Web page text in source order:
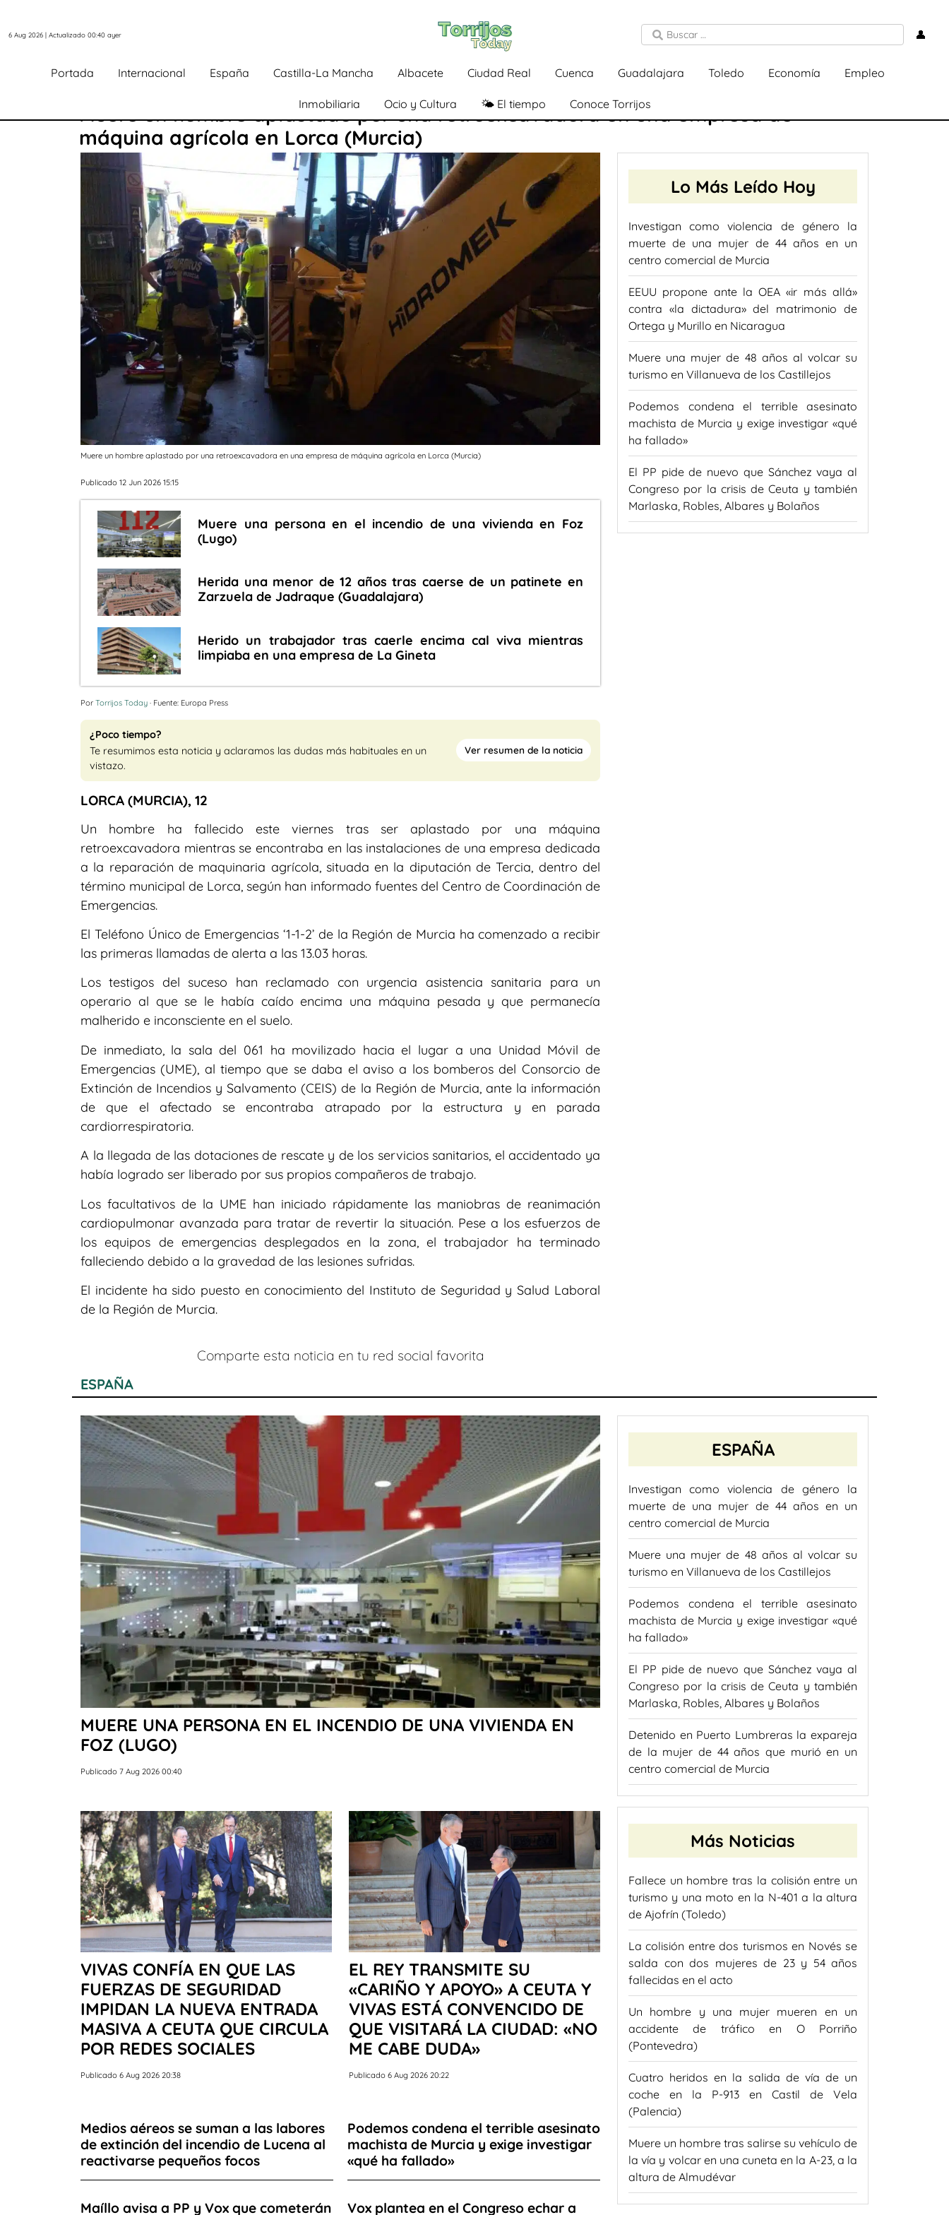
6 Aug 2026 | Actualizado 00:40 ayer 👤
Portada Internacional España Castilla-La Mancha Albacete Ciudad Real Cuenca Guadalajara Toledo Economía Empleo
Inmobiliaria Ocio y Cultura 🌤️ El tiempo Conoce Torrijos
Muere un hombre aplastado por una retroexcavadora en una empresa de
máquina agrícola en Lorca (Murcia)
Muere un hombre aplastado por una retroexcavadora en una empresa de máquina agrícola en Lorca (Murcia)
Publicado 12 Jun 2026 15:15
Muere una persona en el incendio de una vivienda en Foz
(Lugo)
Herida una menor de 12 años tras caerse de un patinete en
Zarzuela de Jadraque (Guadalajara)
Herido un trabajador tras caerle encima cal viva mientras
limpiaba en una empresa de La Gineta
Por Torrijos Today · Fuente: Europa Press
¿Poco tiempo?
Te resumimos esta noticia y aclaramos las dudas más habituales en un
vistazo.
Ver resumen de la noticia
LORCA (MURCIA), 12
Un hombre ha fallecido este viernes tras ser aplastado por una máquina
retroexcavadora mientras se encontraba en las instalaciones de una empresa dedicada
a la reparación de maquinaria agrícola, situada en la diputación de Tercia, dentro del
término municipal de Lorca, según han informado fuentes del Centro de Coordinación de
Emergencias.
El Teléfono Único de Emergencias ‘1-1-2’ de la Región de Murcia ha comenzado a recibir
las primeras llamadas de alerta a las 13.03 horas.
Los testigos del suceso han reclamado con urgencia asistencia sanitaria para un
operario al que se le había caído encima una máquina pesada y que permanecía
malherido e inconsciente en el suelo.
De inmediato, la sala del 061 ha movilizado hacia el lugar a una Unidad Móvil de
Emergencias (UME), al tiempo que se daba el aviso a los bomberos del Consorcio de
Extinción de Incendios y Salvamento (CEIS) de la Región de Murcia, ante la información
de que el afectado se encontraba atrapado por la estructura y en parada
cardiorrespiratoria.
A la llegada de las dotaciones de rescate y de los servicios sanitarios, el accidentado ya
había logrado ser liberado por sus propios compañeros de trabajo.
Los facultativos de la UME han iniciado rápidamente las maniobras de reanimación
cardiopulmonar avanzada para tratar de revertir la situación. Pese a los esfuerzos de
los equipos de emergencias desplegados en la zona, el trabajador ha terminado
falleciendo debido a la gravedad de las lesiones sufridas.
El incidente ha sido puesto en conocimiento del Instituto de Seguridad y Salud Laboral
de la Región de Murcia.
Comparte esta noticia en tu red social favorita
Lo Más Leído Hoy
Investigan como violencia de género la
muerte de una mujer de 44 años en un
centro comercial de Murcia
EEUU propone ante la OEA «ir más allá»
contra «la dictadura» del matrimonio de
Ortega y Murillo en Nicaragua
Muere una mujer de 48 años al volcar su
turismo en Villanueva de los Castillejos
Podemos condena el terrible asesinato
machista de Murcia y exige investigar «qué
ha fallado»
El PP pide de nuevo que Sánchez vaya al
Congreso por la crisis de Ceuta y también
Marlaska, Robles, Albares y Bolaños
ESPAÑA
MUERE UNA PERSONA EN EL INCENDIO DE UNA VIVIENDA EN
FOZ (LUGO)
Publicado 7 Aug 2026 00:40
VIVAS CONFÍA EN QUE LAS
FUERZAS DE SEGURIDAD
IMPIDAN LA NUEVA ENTRADA
MASIVA A CEUTA QUE CIRCULA
POR REDES SOCIALES
Publicado 6 Aug 2026 20:38
EL REY TRANSMITE SU
«CARIÑO Y APOYO» A CEUTA Y
VIVAS ESTÁ CONVENCIDO DE
QUE VISITARÁ LA CIUDAD: «NO
ME CABE DUDA»
Publicado 6 Aug 2026 20:22
Medios aéreos se suman a las labores
de extinción del incendio de Lucena al
reactivarse pequeños focos
Podemos condena el terrible asesinato
machista de Murcia y exige investigar
«qué ha fallado»
Maíllo avisa a PP y Vox que cometerán Vox plantea en el Congreso echar a
ESPAÑA
Investigan como violencia de género la
muerte de una mujer de 44 años en un
centro comercial de Murcia
Muere una mujer de 48 años al volcar su
turismo en Villanueva de los Castillejos
Podemos condena el terrible asesinato
machista de Murcia y exige investigar «qué
ha fallado»
El PP pide de nuevo que Sánchez vaya al
Congreso por la crisis de Ceuta y también
Marlaska, Robles, Albares y Bolaños
Detenido en Puerto Lumbreras la expareja
de la mujer de 44 años que murió en un
centro comercial de Murcia
Más Noticias
Fallece un hombre tras la colisión entre un
turismo y una moto en la N-401 a la altura
de Ajofrín (Toledo)
La colisión entre dos turismos en Novés se
salda con dos mujeres de 23 y 54 años
fallecidas en el acto
Un hombre y una mujer mueren en un
accidente de tráfico en O Porriño
(Pontevedra)
Cuatro heridos en la salida de vía de un
coche en la P-913 en Castil de Vela
(Palencia)
Muere un hombre tras salirse su vehículo de
la vía y volcar en una cuneta en la A-23, a la
altura de Almudévar